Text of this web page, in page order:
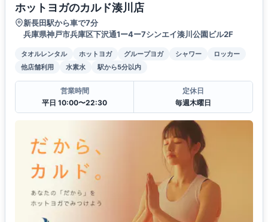
ホットヨガのカルド湊川店
新長田駅から車で7分
兵庫県神戸市兵庫区下沢通1ー4ー7シンエイ湊川公園ビル2F
タオルレンタル ホットヨガ グループヨガ シャワー
ロッカー
他店舗利用
水素水 駅から5分以内
営業時間
平日 10:00〜22:30
定休日
毎週木曜日